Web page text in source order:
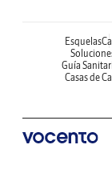
Esquelas
Guía
Casas de